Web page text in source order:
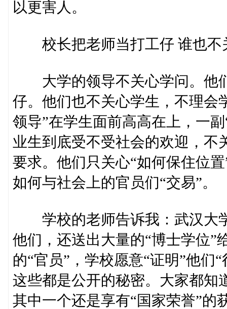
以更害人。
校长把老师当打工仔 谁也不
大学的领导不关心学问。他
仔。他们也不关心学生，不理会
领导”在学生面前高高在上，一
业生到底受不受社会的欢迎，不
要求。他们只关心“如何保住位
如何与社会上的官员们“交易”。
学校的老师告诉我：武汉大
他们，还送出大量的“博士学位”
的“官员”，学校愿意“证明”他们
这些都是公开的秘密。大家都知
其中一个还是享有“国家荣誉”的